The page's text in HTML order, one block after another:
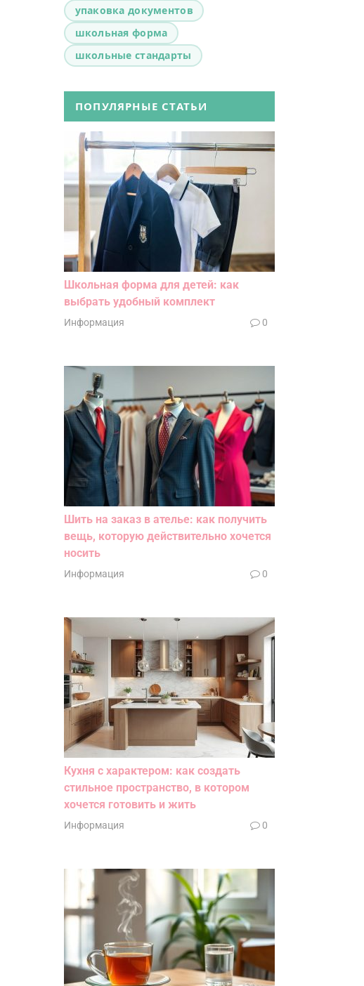
упаковка документов
школьная форма
школьные стандарты
ПОПУЛЯРНЫЕ СТАТЬИ
Школьная форма для детей: как
выбрать удобный комплект
Информация 0
Шить на заказ в ателье: как получить
вещь, которую действительно хочется
носить
Информация 0
Кухня с характером: как создать
стильное пространство, в котором
хочется готовить и жить
Информация 0